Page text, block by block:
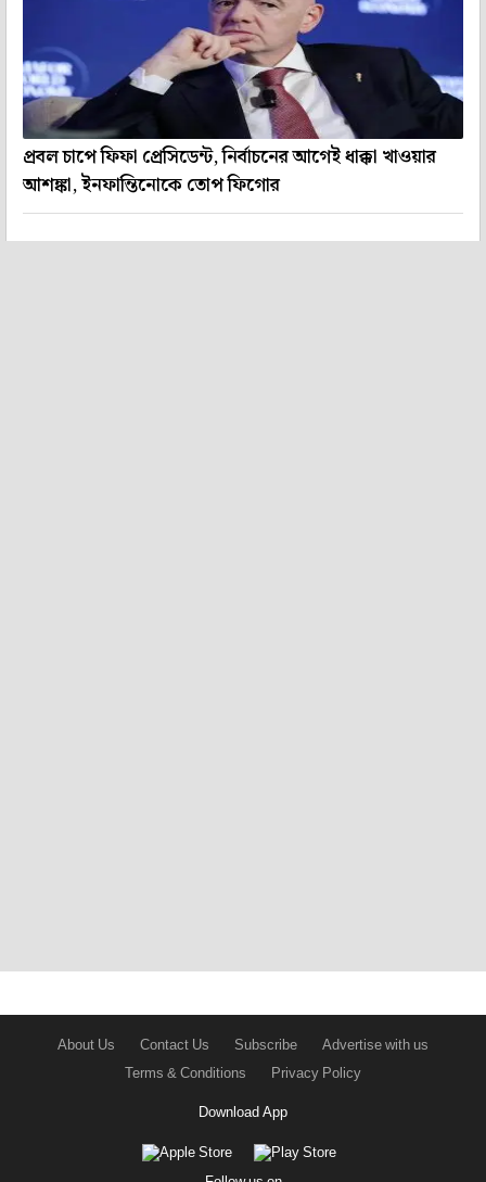
প্রবল চাপে ফিফা প্রেসিডেন্ট, নির্বাচনের আগেই ধাক্কা খাওয়ার
আশঙ্কা, ইনফান্তিনোকে তোপ ফিগোর
About Us Contact Us Subscribe
Advertise with us
Terms & Conditions
Privacy Policy
Download App